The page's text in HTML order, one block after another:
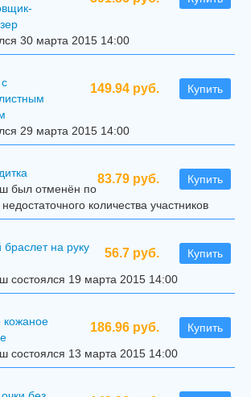
30 марта 2015 14:00
149.94 руб. Купить
29 марта 2015 14:00
83.79 руб. Купить
был отменён по
количества участников
56.7 руб. Купить
на руку
состоялся 19 марта 2015 14:00
186.96 руб. Купить
кожаное
состоялся 13 марта 2015 14:00